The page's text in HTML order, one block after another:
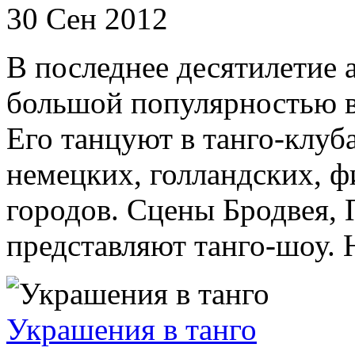
30 Сен 2012
В последнее десятилетие
большой популярностью
Его танцуют в танго-
немецких, голландских,
городов. Сцены Бродвея,
представляют танго-
Украшения в танго